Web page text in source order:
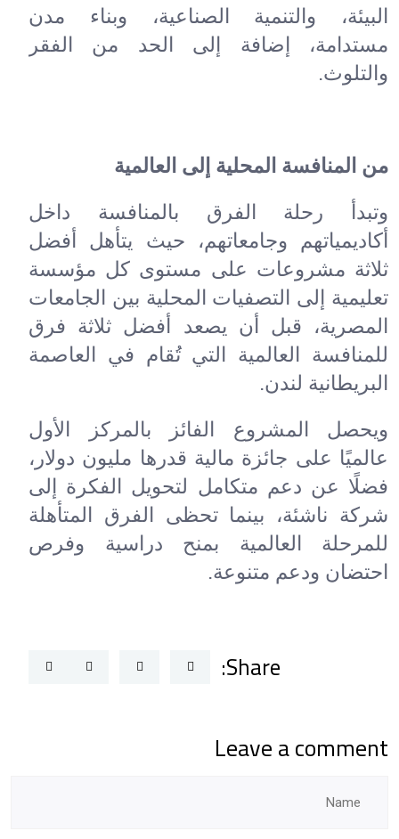
البيئة، والتنمية الصناعية، وبناء مدن
مستدامة، إضافة إلى الحد من الفقر
والتلوث.
من المنافسة المحلية إلى العالمية
وتبدأ رحلة الفرق بالمنافسة داخل
أكاديمياتهم وجامعاتهم، حيث يتأهل أفضل
ثلاثة مشروعات على مستوى كل مؤسسة
تعليمية إلى التصفيات المحلية بين الجامعات
المصرية، قبل أن يصعد أفضل ثلاثة فرق
للمنافسة العالمية التي تُقام في العاصمة
البريطانية لندن.
ويحصل المشروع الفائز بالمركز الأول
عالميًا على جائزة مالية قدرها مليون دولار،
فضلًا عن دعم متكامل لتحويل الفكرة إلى
شركة ناشئة، بينما تحظى الفرق المتأهلة
للمرحلة العالمية بمنح دراسية وفرص
احتضان ودعم متنوعة.
Share:
Leave a comment